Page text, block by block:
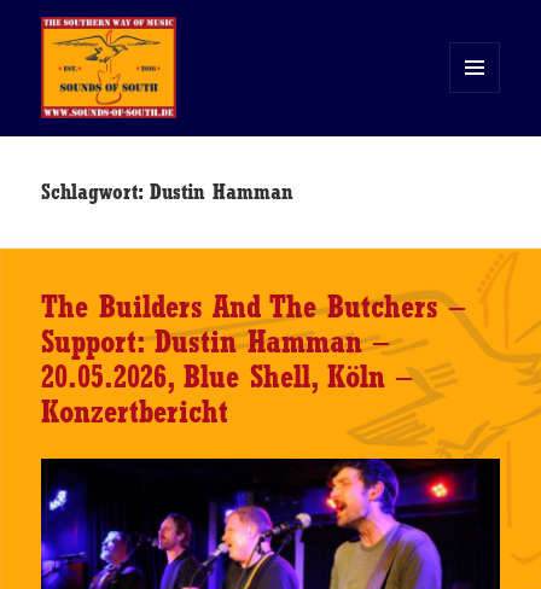
WIDGETS
Schlagwort:Dustin Hamman
The Builders And The Butchers –
Support: Dustin Hamman –
20.05.2026, Blue Shell, Köln –
Konzertbericht